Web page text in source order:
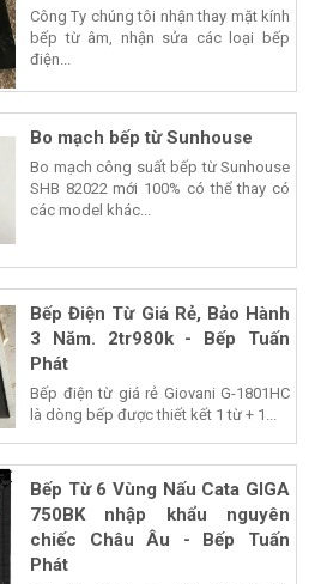
Công Ty chúng tôi nhận thay mặt kính
bếp từ âm, nhận sửa các loại bếp
điện...
Bo mạch bếp từ Sunhouse
Bo mạch công suất bếp từ Sunhouse
SHB 82022 mới 100% có thể thay có
các model khác...
Bếp Điện Từ Giá Rẻ, Bảo Hành
3 Năm. 2tr980k - Bếp Tuấn
Phát
Bếp điện từ giá rẻ Giovani G-1801HC
là dòng bếp được thiết kết 1 từ + 1...
Bếp Từ 6 Vùng Nấu Cata GIGA
750BK nhập khẩu nguyên
chiếc Châu Âu - Bếp Tuấn
Phát